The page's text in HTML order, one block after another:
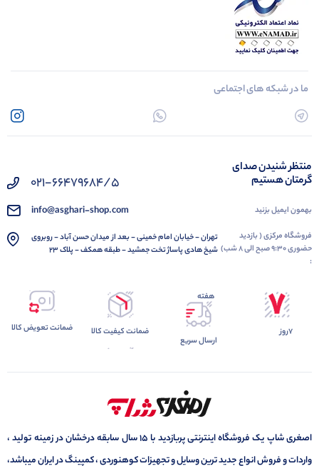
ما در شبکه های اجتماعی
منتظر شنیدن صدای
گرمتان هستیم
بهمون ایمیل بزنید
فروشگاه مرکزی ( بازدید
حضوری 9:30 صبح الی 8 شب)
:
021-66479684/5
info@asghari-shop.com
تهران - خیابان امام خمینی - بعد از میدان حسن آباد - روبروی
شیخ هادی پاساژ تخت جمشید - طبقه همکف - پلاک 23
7روز
هفته
ارسال سریع
ضمانت کیفیت کالا ضمانت تعویض کالا
اصغری شاپ یک فروشگاه اینترنتی پربازدید با 15 سال سابقه درخشان در زمینه تولید ،
واردات و فروش انواع جدید ترین وسایل و تجهیزات کوهنوردی ، کمپینگ در ایران میباشد،